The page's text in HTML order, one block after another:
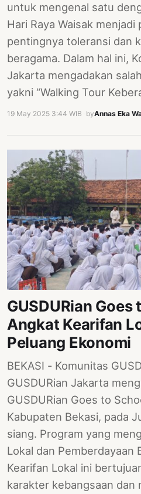
untuk mengenal satu
Hari Raya Waisak
pentingnya toleransi dan
beragama. Dalam hal ini,
Jakarta mengadakan
yakni “Walking Tour
19 May 2025 3:44 WIB byAnnas Eka
GUSDURian Goes
Angkat Kearifan
Peluang Ekonomi
BEKASI - Komunitas
GUSDURian Jakarta
GUSDURian Goes to
Kabupaten Bekasi, pada
siang. Program yang
Lokal dan Pemberdayaan
Kearifan Lokal ini
karakter kebangsaan dan